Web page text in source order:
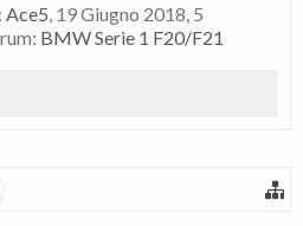
Ace5, 19 Giugno 2018, 5
BMW Serie 1 F20/F21